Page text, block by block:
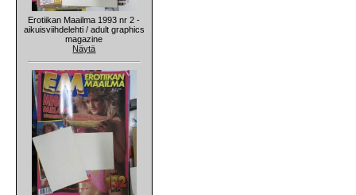
Erotiikan Maailma 1993 nr 2 -
aikuisviihdelehti / adult graphics
magazine
Näytä